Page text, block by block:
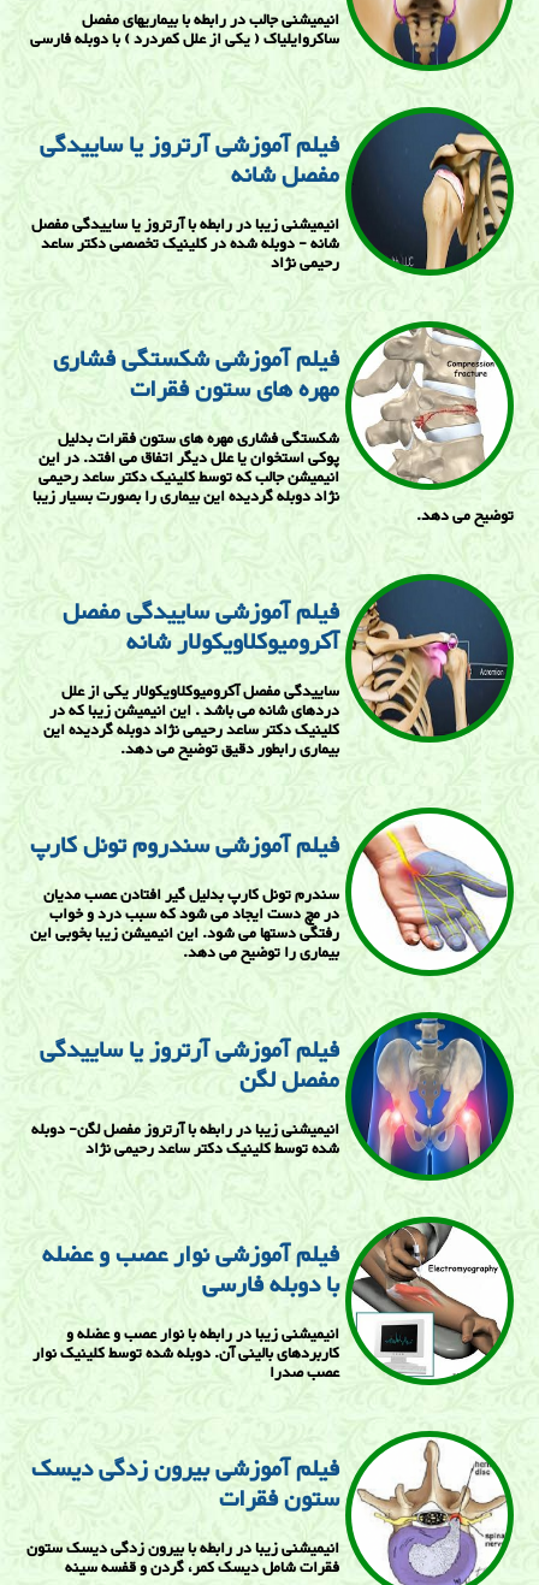
انیمیشنی جالب در رابطه با بیماریهای مفصل
ساکروایلیاک ( یکی از علل کمردرد ) با دوبله فارسی
فیلم آموزشی آرتروز یا ساییدگی
مفصل شانه
انیمیشنی زیبا در رابطه با آرتروز یا ساییدگی مفصل
شانه - دوبله شده در کلینیک تخصصی دکتر ساعد
رحیمی نژاد
فیلم آموزشی شکستگی فشاری
مهره های ستون فقرات
شکستگی فشاری مهره های ستون فقرات بدلیل
پوکی استخوان یا علل دیگر اتفاق می افتد. در این
انیمیشن جالب که توسط کلینیک دکتر ساعد رحیمی
نژاد دوبله گردیده این بیماری را بصورت بسیار زیبا
توضیح می دهد.
فیلم آموزشی ساییدگی مفصل
آکرومیوکلاویکولار شانه
ساییدگی مفصل آکرومیوکلاویکولار یکی از علل
دردهای شانه می باشد . این انیمیشن زیبا که در
کلینیک دکتر ساعد رحیمی نژاد دوبله گردیده این
بیماری رابطور دقیق توضیح می دهد.
فیلم آموزشی سندروم تونل کارپ
سندرم تونل کارپ بدلیل گیر افتادن عصب مدیان
در مچ دست ایجاد می شود که سبب درد و خواب
رفتگی دستها می شود. این انیمیشن زیبا بخوبی این
بیماری را توضیح می دهد.
فیلم آموزشی آرتروز یا ساییدگی
مفصل لگن
انیمیشنی زیبا در رابطه با آرتروز مفصل لگن- دوبله
شده توسط کلینیک دکتر ساعد رحیمی نژاد
فیلم آموزشی نوار عصب و عضله
با دوبله فارسی
انیمیشنی زیبا در رابطه با نوار عصب و عضله و
کاربردهای بالینی آن. دوبله شده توسط کلینیک نوار
عصب صدرا
فیلم آموزشی بیرون زدگی دیسک
ستون فقرات
انیمیشنی زیبا در رابطه با بیرون زدگی دیسک ستون
فقرات شامل دیسک کمر، گردن و قفسه سینه